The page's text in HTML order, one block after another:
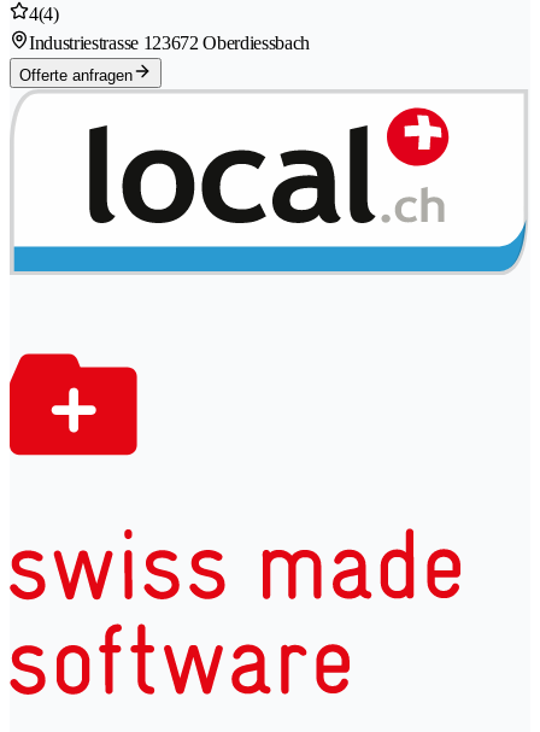
4(4)
Industriestrasse 123672 Oberdiessbach
Offerte anfragen